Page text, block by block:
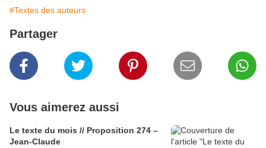
#Textes des auteurs
Partager
Vous aimerez aussi
Le texte du mois // Proposition 274 –
Jean-Claude